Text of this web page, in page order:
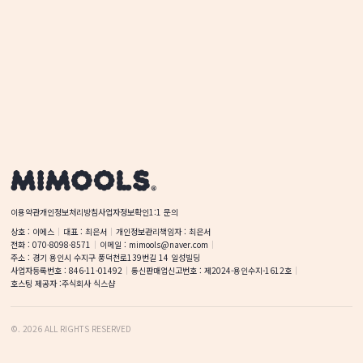
이용약관개인정보처리방침사업자정보확인1:1 문의
상호 : 이에스 대표 : 최은서 개인정보관리책임자 : 최은서
전화 : 070-8098-8571 이메일 : mimools@naver.com
주소 : 경기 용인시 수지구 풍덕천로139번길 14 일성빌딩
사업자등록번호 : 846-11-01492 통신판매업신고번호 : 제2024-용인수지-1612호
호스팅 제공자 :주식회사 식스샵
©. 2026 ALL RIGHTS RESERVED